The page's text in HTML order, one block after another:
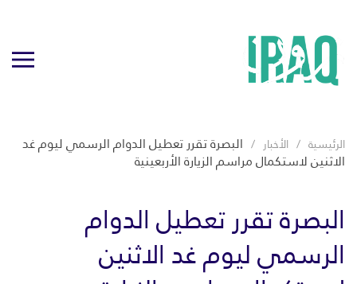
الرئيسية الأخبار البصرة تقرر تعطيل الدوام الرسمي ليوم غد
الاثنين لاستكمال مراسم الزيارة الأربعينية
البصرة تقرر تعطيل الدوام
الرسمي ليوم غد الاثنين